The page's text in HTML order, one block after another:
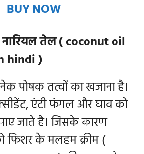
BUY NOW
तेल ( coconut oil
hindi )
पोषक तत्वों का खजाना है।
एंटी फंगल और घाव को
जाते है। जिसके कारण
फिशर के मलहम क्रीम (